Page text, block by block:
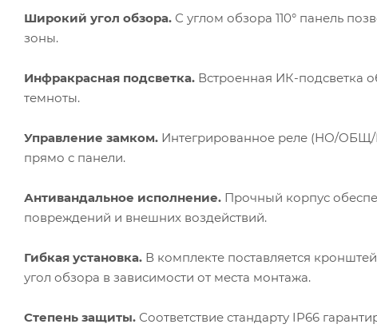
Широкий угол обзора. С углом обзора 110° панель
зоны.
Инфракрасная подсветка. Встроенная ИК-подсветка
темноты.
Управление замком. Интегрированное реле (НО/ОБЩ/
прямо с панели.
Антивандальное исполнение. Прочный корпус
повреждений и внешних воздействий.
Гибкая установка. В комплекте поставляется
угол обзора в зависимости от места монтажа.
Степень защиты. Соответствие стандарту IP66